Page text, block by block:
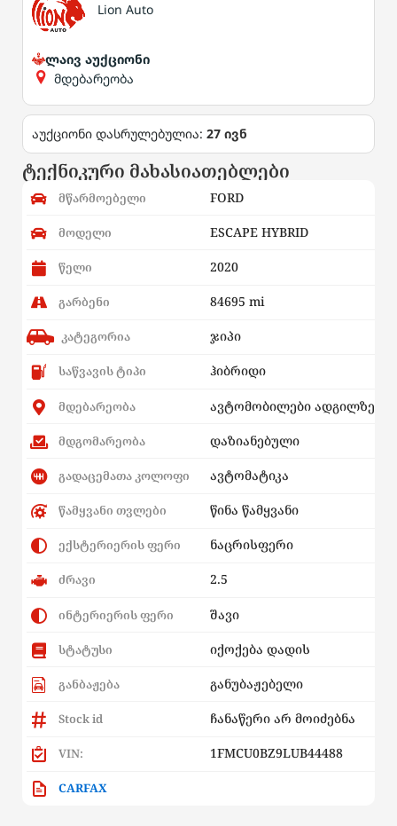
Lion Auto
ლაივ აუქციონი
მდებარეობა
აუქციონი დასრულებულია: 27 ივნ
ტექნიკური მახასიათებლები
მწარმოებელი FORD
მოდელი ESCAPE HYBRID
წელი 2020
გარბენი 84695 mi
კატეგორია ჯიპი
საწვავის ტიპი ჰიბრიდი
მდებარეობა ავტომობილები ადგილზე
მდგომარეობა დაზიანებული
გადაცემათა კოლოფი ავტომატიკა
წამყვანი თვლები წინა წამყვანი
ექსტერიერის ფერი ნაცრისფერი
ძრავი 2.5
ინტერიერის ფერი შავი
სტატუსი იქოქება დადის
განბაჟება განუბაჟებელი
Stock id ჩანაწერი არ მოიძებნა
VIN: 1FMCU0BZ9LUB44488
CARFAX